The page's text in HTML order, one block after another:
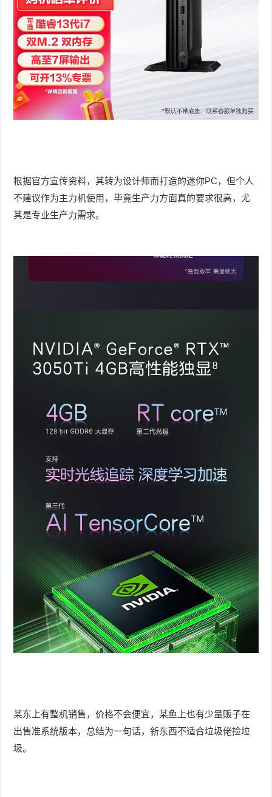
根据官方宣传资料，其转为设计师而打造的迷你PC，但个人
不建议作为主力机使用，毕竟生产力方面真的要求很高，尤
其是专业生产力需求。
某东上有整机销售，价格不会便宜，某鱼上也有少量贩子在
出售准系统版本，总结为一句话，新东西不适合垃圾佬捡垃
圾。